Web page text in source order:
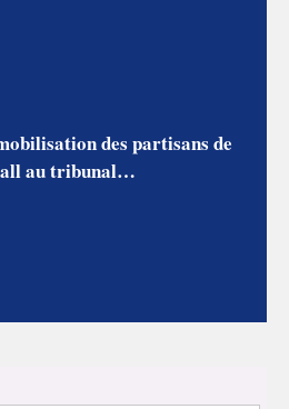
des partisans de
au tribunal…